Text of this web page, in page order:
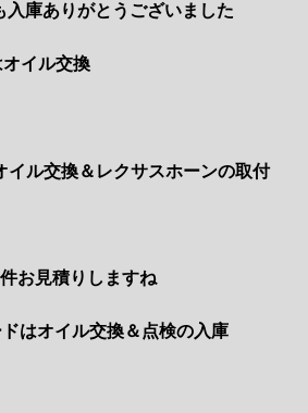
入庫ありがとうございました
イル交換
イル交換＆レクサスホーンの取付
お見積りしますね
はオイル交換＆点検の入庫